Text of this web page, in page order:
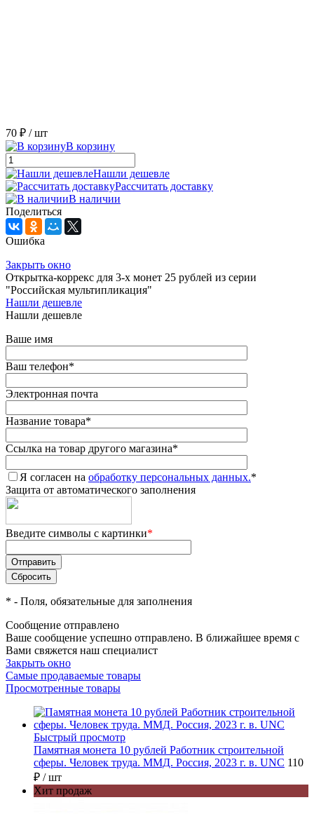
70 ₽ / шт
В корзину
Нашли дешевле
Рассчитать доставку
В наличии
Поделиться
Ошибка
Закрыть окно
Открытка-коррекс для 3-х монет 25 рублей из серии
"Российская мультипликация"
Нашли дешевле
Нашли дешевле
Ваше имя
Ваш телефон*
Электронная почта
Название товара*
Ссылка на товар другого магазина*
Я согласен на обработку персональных данных.*
Защита от автоматического заполнения
Введите символы с картинки*
* - Поля, обязательные для заполнения
Сообщение отправлено
Ваше сообщение успешно отправлено. В ближайшее время с
Вами свяжется наш специалист
Закрыть окно
Самые продаваемые товары
Просмотренные товары
Быстрый просмотр
Памятная монета 10 рублей Работник строительной
сферы. Человек труда. ММД. Россия, 2023 г. в. UNC 110
₽ / шт
Хит продаж